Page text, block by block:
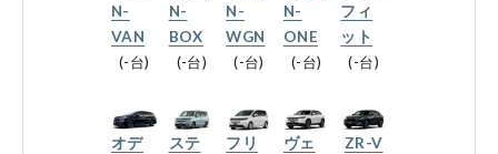
法人のお客様へ
健康経営の取り組み
N-
VAN
-台
N-
BOX
-台
N-
WGN
-台
N-
ONE
-台
フィ
ット
-台
オデ
ステ
フリ
ヴェ
ZR-V